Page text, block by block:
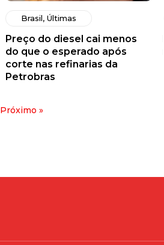
Brasil, Últimas
Preço do diesel cai menos
do que o esperado após
corte nas refinarias da
Petrobras
Próximo »